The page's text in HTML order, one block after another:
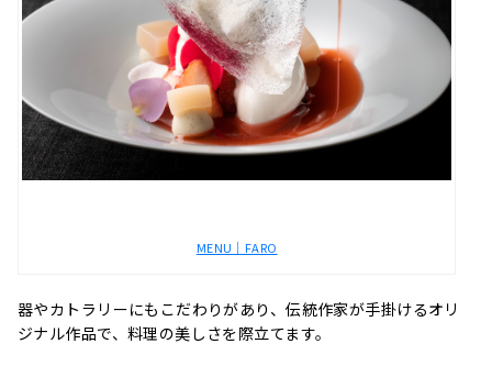
MENU｜FARO
器やカトラリーにもこだわりがあり、伝統作家が手掛けるオリ
ジナル作品で、料理の美しさを際立てます。